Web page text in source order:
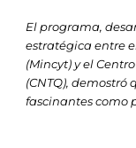
El programa,
estratégica entre
(Mincyt) y el
(CNTQ),
fascinantes como